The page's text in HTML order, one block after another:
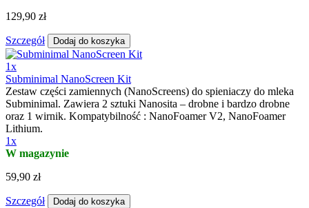
129,90 zł
Szczegół Dodaj do koszyka
1x
Subminimal NanoScreen Kit
Zestaw części zamiennych (NanoScreens) do spieniaczy do mleka
Subminimal. Zawiera 2 sztuki Nanosita – drobne i bardzo drobne
oraz 1 wirnik. Kompatybilność : NanoFoamer V2, NanoFoamer
Lithium.
1x
W magazynie
59,90 zł
Szczegół Dodaj do koszyka